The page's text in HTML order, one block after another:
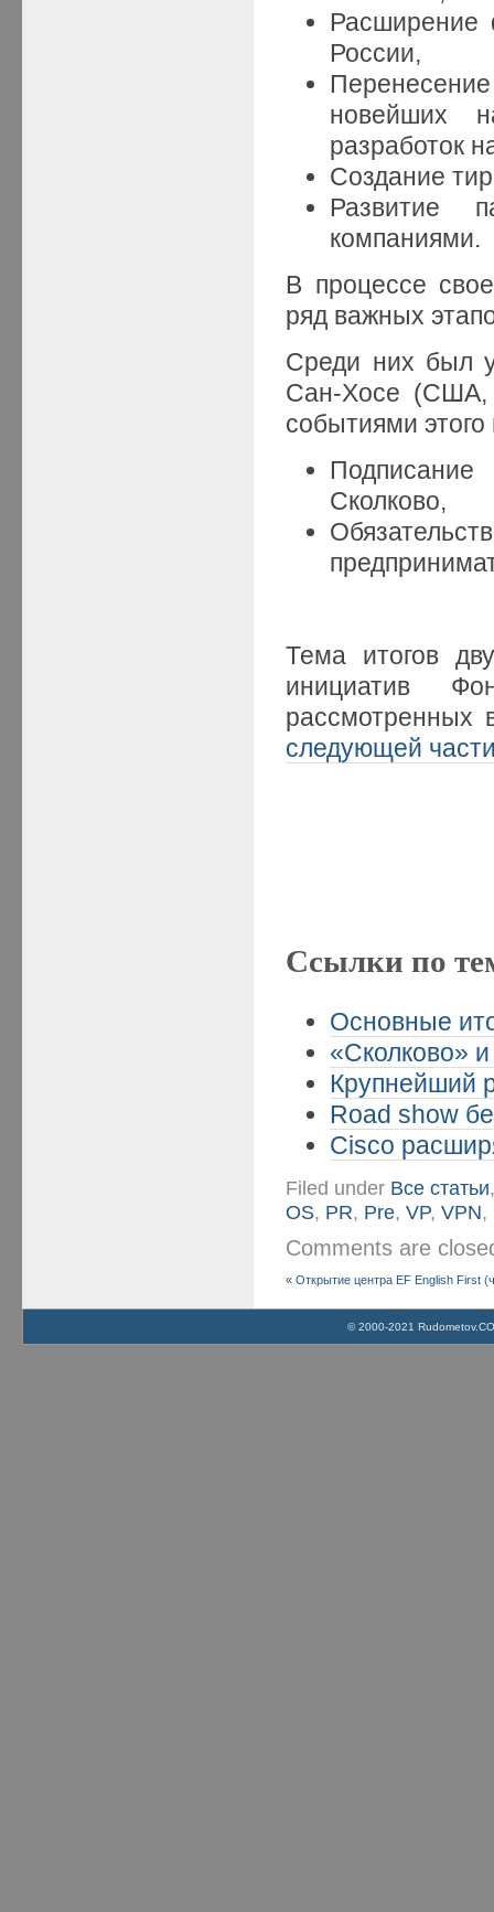
Расширение
России,
новейших
разработок
Создание
Развитие
компаниями.
В процессе
ряд важных
Среди них был
Сан-Хосе (США,
событиями этого
Сколково,
Тема итогов
инициатив
следующей
Ссылки по
Основные
«Сколково»
Крупнейший
Road show
Cisco
Filed under Все статьи
OS, PR, Pre,VP,VPN,
Comments are
«Открытие центра EF English First
© 2000-2021